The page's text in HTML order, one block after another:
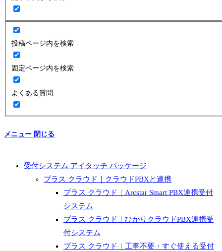
投稿ページ内を検索
固定ページ内を検索
よくある質問
メニュー 閉じる
受付システム アイタッチ パッケージ
プラス クラウド｜クラウドPBXと連携
プラス クラウド｜Arcstar Smart PBX連携受付
システム
プラス クラウド｜ひかりクラウドPBX連携受
付システム
プラス クラウド｜工事不要・すぐ使える受付